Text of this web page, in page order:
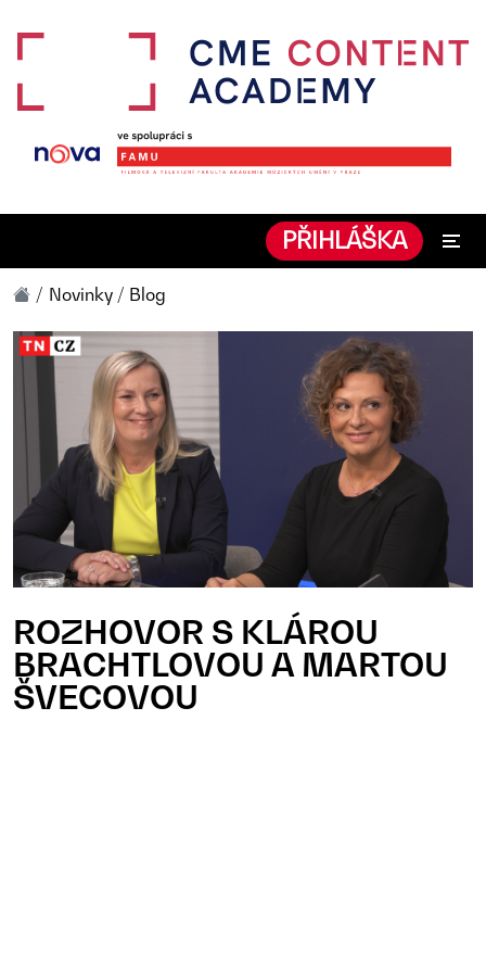
PŘIHLÁŠKA
Novinky / Blog
ROZHOVOR S KLÁROU
BRACHTLOVOU A MARTOU
ŠVECOVOU